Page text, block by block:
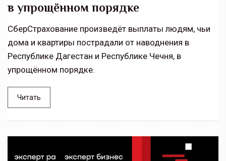
в упрощённом порядке
СберСтрахование произведёт выплаты людям, чьи
дома и квартиры пострадали от наводнения в
Республике Дагестан и Республике Чечня, в
упрощённом порядке.
Читать